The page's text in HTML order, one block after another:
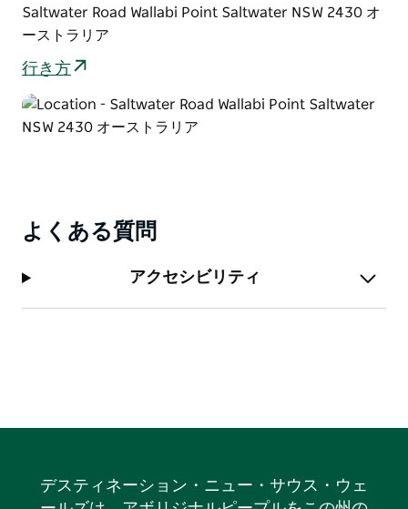
Saltwater Road Wallabi Point Saltwater NSW 2430 オ
ーストラリア
行き方
よくある質問
アクセシビリティ
デスティネーション・ニュー・サウス・ウェ